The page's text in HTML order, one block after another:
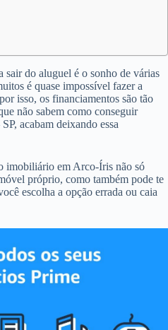
do aluguel é o sonho de várias
é quase impossível fazer a
isso, os financiamentos são tão
não sabem como conseguir
acabam deixando essa
imobiliário em Arco-Íris não só
próprio, como também pode te
escolha a opção errada ou caia